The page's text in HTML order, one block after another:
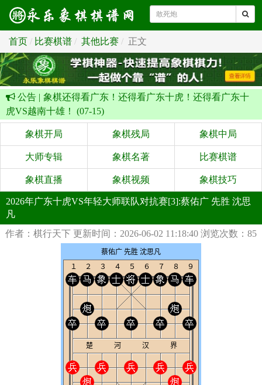
首页 比赛棋谱 其他比赛 正文
公告 | 象棋还得看广东！还得看广东十虎！还得看广东十
虎VS越南十雄！ (07-15)
象棋开局 象棋残局 象棋中局
大师专辑 象棋名著 比赛棋谱
象棋直播 象棋视频 象棋技巧
2026年广东十虎VS年轻大师联队对抗赛[3]:蔡佑广 先胜 沈思
凡
作者：棋行天下 更新时间：2026-06-02 11:18:40 浏览次数：85